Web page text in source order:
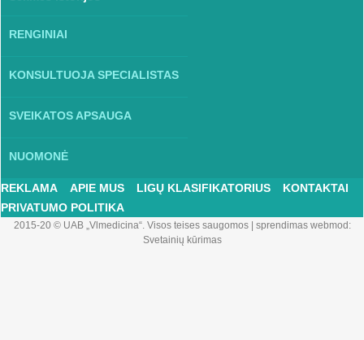
RENGINIAI
KONSULTUOJA SPECIALISTAS
SVEIKATOS APSAUGA
NUOMONĖ
REKLAMA APIE MUS LIGŲ KLASIFIKATORIUS
KONTAKTAI
PRIVATUMO POLITIKA
2015-20 © UAB „Vlmedicina“. Visos teises saugomos| sprendimas webmod:
Svetainių kūrimas